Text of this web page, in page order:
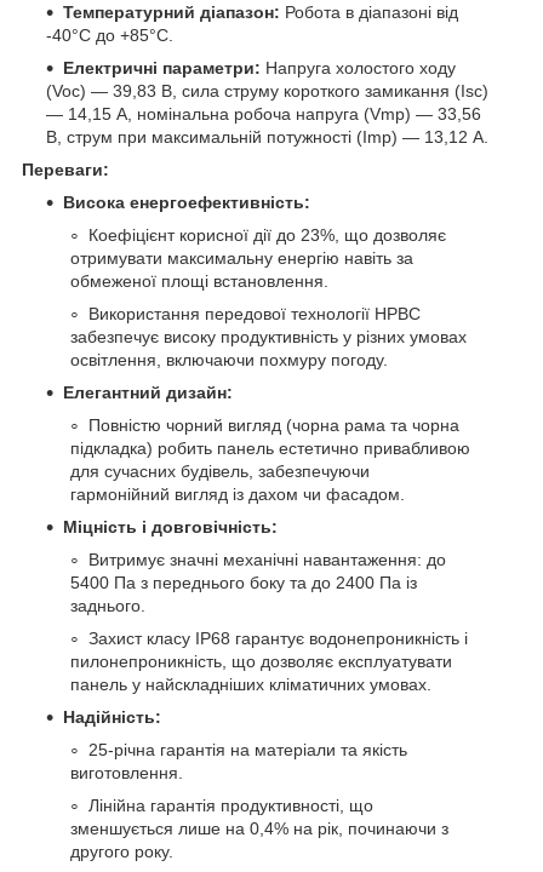
Температурний діапазон: Робота в діапазоні від
-40°C до +85°C.
Електричні параметри: Напруга холостого ходу
(Voc) — 39,83 В, сила струму короткого замикання (Isc)
— 14,15 А, номінальна робоча напруга (Vmp) — 33,56
В, струм при максимальній потужності (Imp) — 13,12 А.
Переваги:
Висока енергоефективність:
Коефіцієнт корисної дії до 23%, що дозволяє
отримувати максимальну енергію навіть за
обмеженої площі встановлення.
Використання передової технології HPBC
забезпечує високу продуктивність у різних умовах
освітлення, включаючи похмуру погоду.
Елегантний дизайн:
Повністю чорний вигляд (чорна рама та чорна
підкладка) робить панель естетично привабливою
для сучасних будівель, забезпечуючи
гармонійний вигляд із дахом чи фасадом.
Міцність і довговічність:
Витримує значні механічні навантаження: до
5400 Па з переднього боку та до 2400 Па із
заднього.
Захист класу IP68 гарантує водонепроникність і
пилонепроникність, що дозволяє експлуатувати
панель у найскладніших кліматичних умовах.
Надійність:
25-річна гарантія на матеріали та якість
виготовлення.
Лінійна гарантія продуктивності, що
зменшується лише на 0,4% на рік, починаючи з
другого року.